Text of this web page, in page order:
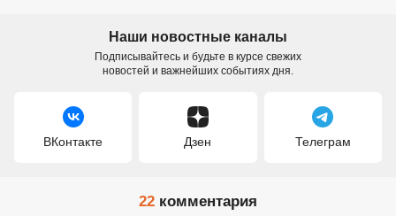
Наши новостные каналы
Подписывайтесь и будьте в курсе свежих
новостей и важнейших событиях дня.
ВКонтакте Дзен Телеграм
22 комментария